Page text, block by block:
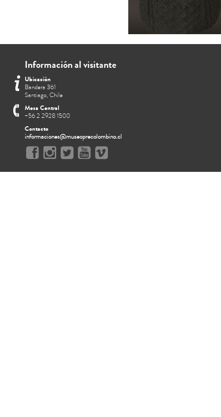
Información al visitante
Ubicación
Bandera 361
Santiago, Chile
Mesa Central
+56 2 2928 1500
Contacto
informaciones@museoprecolombino.cl